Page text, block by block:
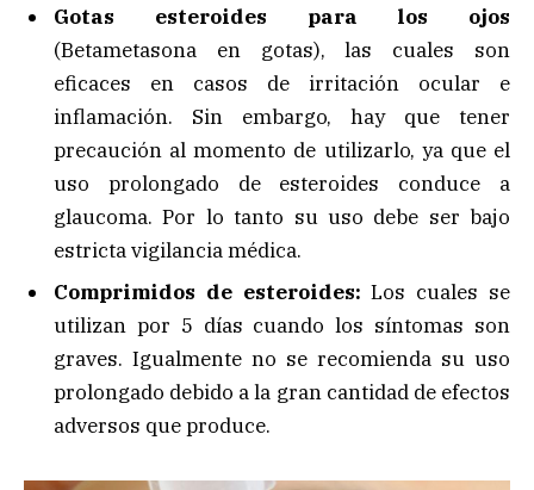
Gotas esteroides para los ojos
(Betametasona en gotas), las cuales son
eficaces en casos de irritación ocular e
inflamación. Sin embargo, hay que tener
precaución al momento de utilizarlo, ya que el
uso prolongado de esteroides conduce a
glaucoma. Por lo tanto su uso debe ser bajo
estricta vigilancia médica.
Comprimidos de esteroides:Los cuales se
utilizan por 5 días cuando los síntomas son
graves. Igualmente no se recomienda su uso
prolongado debido a la gran cantidad de efectos
adversos que produce.